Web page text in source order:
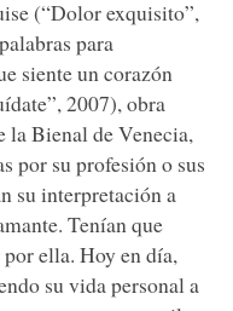
(“Dolor exquisito”,
para
siente un corazón
2007), obra
la Bienal de Venecia,
por su profesión o sus
su interpretación a
Tenían que
ella. Hoy en día,
su vida personal a